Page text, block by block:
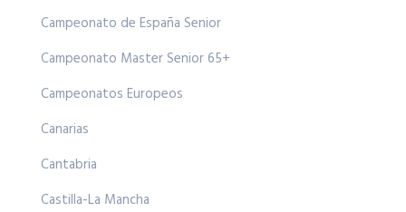
Campeonato de España Senior
Campeonato Master Senior 65+
Campeonatos Europeos
Canarias
Cantabria
Castilla-La Mancha